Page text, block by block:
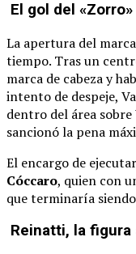
El gol del
La apertura del
tiempo. Tras un
marca de cabeza y
intento de despeje,
dentro del área
sancionó la pena
El encargo de
Cóccaro, quien con
que terminaría
Reinatti, la